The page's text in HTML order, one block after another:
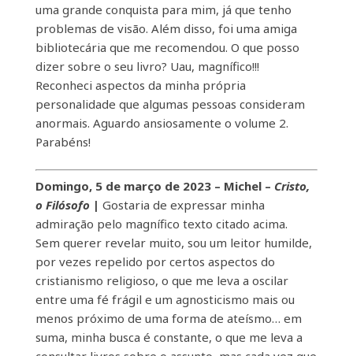
uma grande conquista para mim, já que tenho
problemas de visão. Além disso, foi uma amiga
bibliotecária que me recomendou. O que posso
dizer sobre o seu livro? Uau, magnífico!!!
Reconheci aspectos da minha própria
personalidade que algumas pessoas consideram
anormais. Aguardo ansiosamente o volume 2.
Parabéns!
Domingo, 5 de março de 2023 – Michel – Cristo,
o Filósofo | Gostaria de expressar minha
admiração pelo magnífico texto citado acima.
Sem querer revelar muito, sou um leitor humilde,
por vezes repelido por certos aspectos do
cristianismo religioso, o que me leva a oscilar
entre uma fé frágil e um agnosticismo mais ou
menos próximo de uma forma de ateísmo… em
suma, minha busca é constante, o que me leva a